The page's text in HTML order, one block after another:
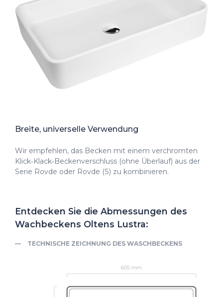
Breite, universelle Verwendung
Wir empfehlen, das Becken mit einem verchromten
Klick‑Klack‑Beckenverschluss (ohne Überlauf) aus der
Serie Rovde oder Rovde (S) zu kombinieren.
Entdecken Sie die Abmessungen des
Wachbeckens Oltens Lustra:
TECHNISCHE ZEICHNUNG DES WASCHBECKENS